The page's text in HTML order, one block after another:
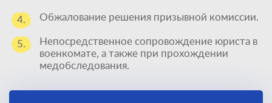
4. Обжалование решения призывной комиссии.
5.
Непосредственное сопровождение юриста в
военкомате, а также при прохождении
медобследования.